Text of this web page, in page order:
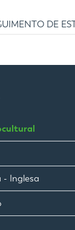
DE
- Inglesa